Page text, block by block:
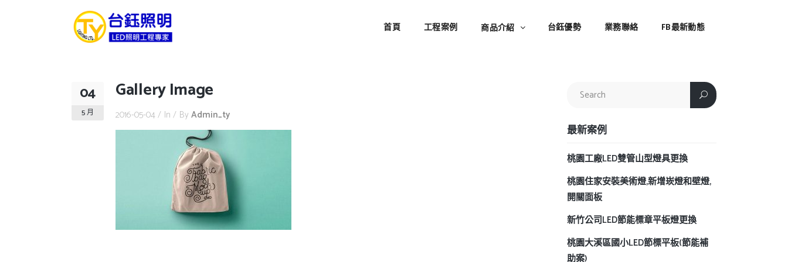
首頁 工程案例 商品介紹 台鈺優勢 業務聯絡 FB最新動態
04
5 月
Gallery Image
2016-05-04 In By Admin_ty
最新案例
桃園工廠LED雙管山型燈具更換
桃園住家安裝美術燈,新增崁燈和壁燈,
開關面板
新竹公司LED節能標章平板燈更換
桃園大溪區國小LED節標平板(節能補
助案)